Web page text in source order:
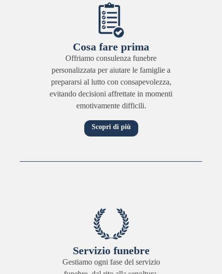
Cosa fare prima
Offriamo consulenza funebre
personalizzata per aiutare le famiglie a
prepararsi al lutto con consapevolezza,
evitando decisioni affrettate in momenti
emotivamente difficili.
Scopri di più
Servizio funebre
Gestiamo ogni fase del servizio